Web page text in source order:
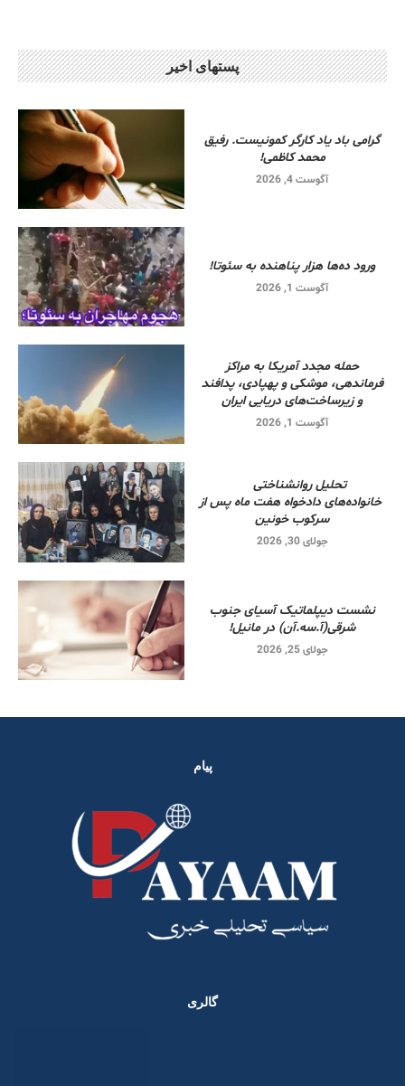
پستهای اخیر
گرامی باد یاد کارگر کمونیست. رفیق
محمد کاظمی!
آگوست 4, 2026
ورود ده‌ها هزار پناهنده به سئوتا!
آگوست 1, 2026
حمله مجدد آمریکا به مراکز
فرماندهی، موشکی و پهپادی، پدافند
و زیرساخت‌های دریایی ایران
آگوست 1, 2026
تحلیل روانشناختی
خانواده‌های دادخواه هفت ماه پس از
سرکوب خونین
جولای 30, 2026
نشست دیپلماتیک آسیای جنوب
شرقی‌(آ.سه.آن) در مانیل!
جولای 25, 2026
پیام
گالری